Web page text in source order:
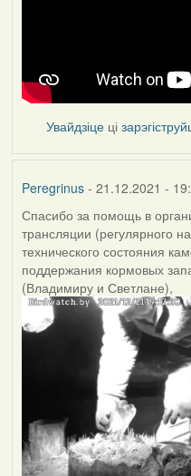
Увайдзіце ці
Peregrinus- 21.12.2021 -
Спасибо за помощь в
трансляции (регулярного
технического состояния
поддержания кормовых
(Владимиру и Светлане),